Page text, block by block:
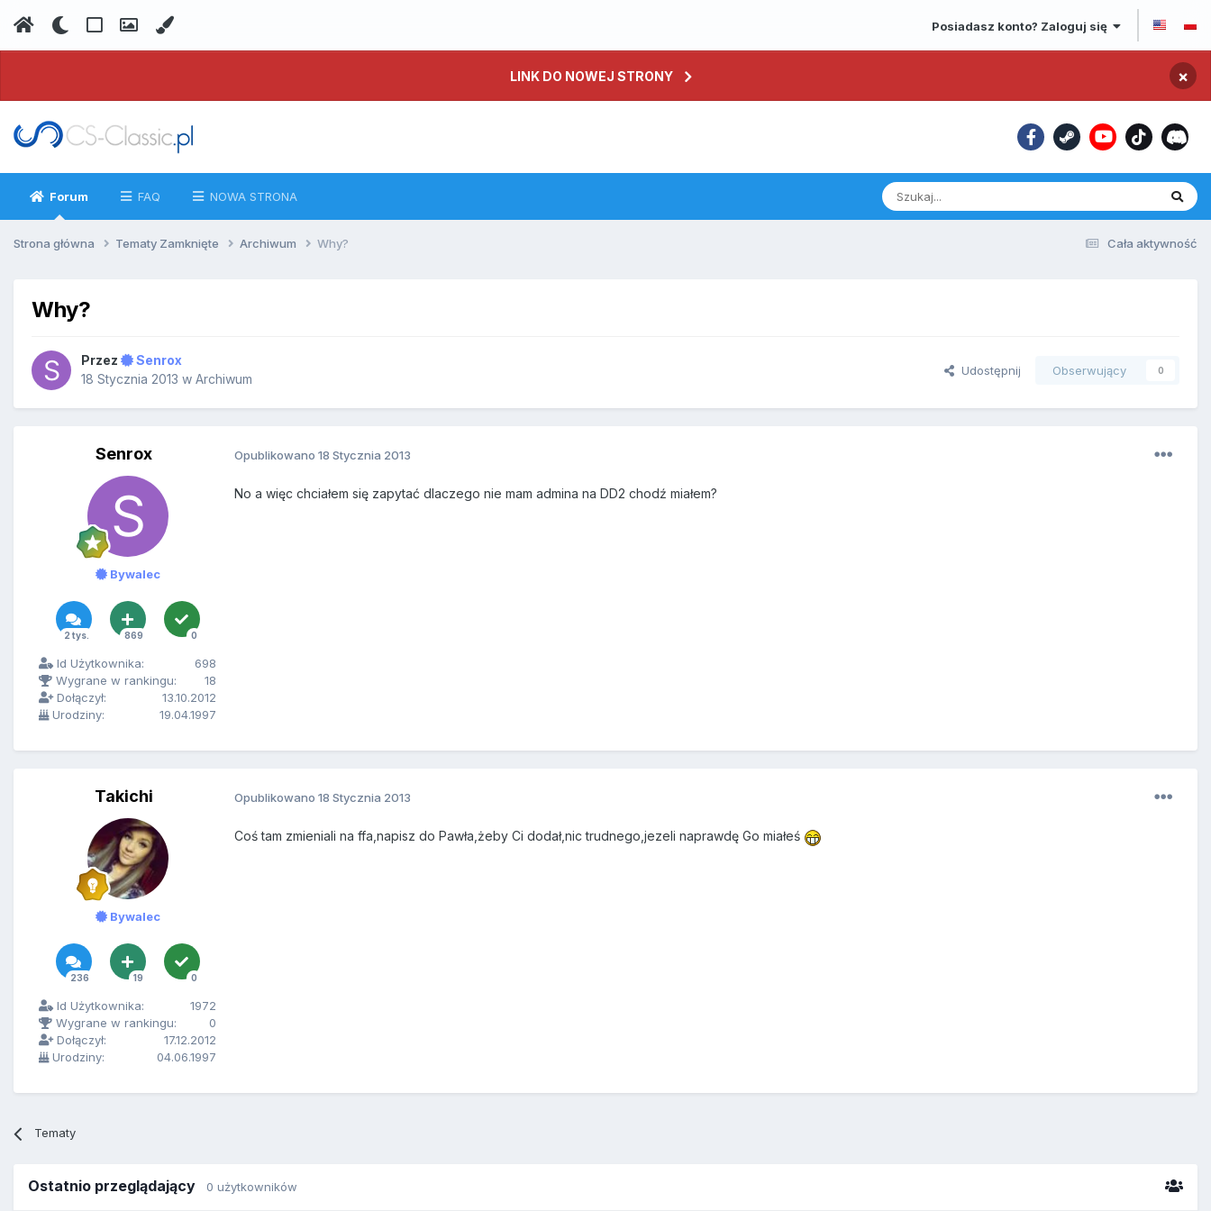
Posiadasz konto? Zaloguj się
LINK DO NOWEJ STRONY ×
Forum FAQ NOWA STRONA
Cała aktywność
Strona główna Tematy Zamknięte Archiwum Why?
Why?
Przez
Senrox
18 Stycznia 2013 w Archiwum
Udostępnij Obserwujący 0
Senrox
Bywalec
2 tys. 869 0
Id Użytkownika:
698
Wygrane w rankingu:
18
Dołączył:
13.10.2012
Urodziny:
19.04.1997
Opublikowano 18 Stycznia 2013
No a więc chciałem się zapytać dlaczego nie mam admina na DD2 chodź miałem?
Takichi
Bywalec
236 19 0
Id Użytkownika:
1972
Wygrane w rankingu:
0
Dołączył:
17.12.2012
Urodziny:
04.06.1997
Opublikowano 18 Stycznia 2013
Coś tam zmieniali na ffa,napisz do Pawła,żeby Ci dodał,nic trudnego,jezeli naprawdę Go miałeś
Tematy
Ostatnio przeglądający 0 użytkowników